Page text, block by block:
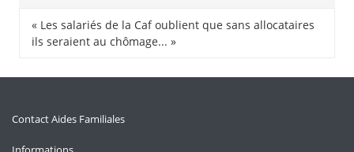
« Les salariés de la Caf oublient que sans allocataires
ils seraient au chômage... »
Contact Aides Familiales